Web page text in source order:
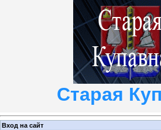
Старая
Вход на сайт